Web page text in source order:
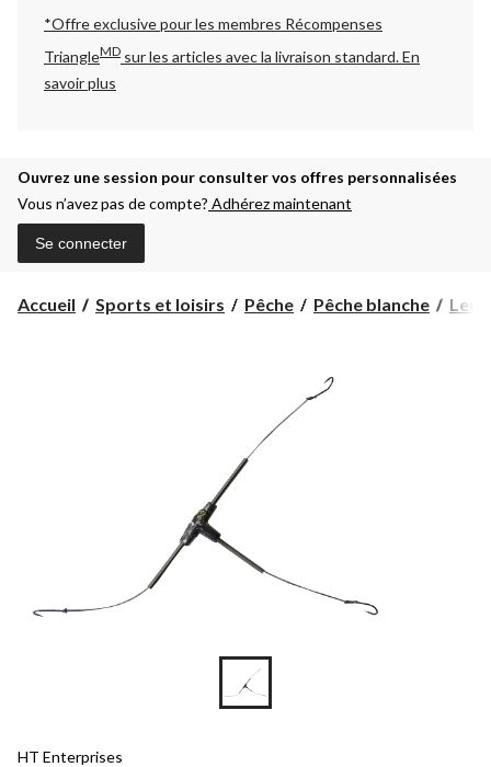
*Offre exclusive pour les membres Récompenses
TriangleMD sur les articles avec la livraison standard.En
savoir plus
Ouvrez une session pour consulter vos offres personnalisées
Vous n’avez pas de compte? Adhérez maintenant
Se connecter
Accueil Sports et loisirs Pêche Pêche blanche
HT Enterprises